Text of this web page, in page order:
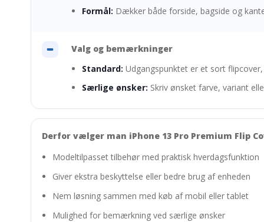
Formål: Dækker både forside, bagside og
Valg og bemærkninger
Standard: Udgangspunktet er et sort
Særlige ønsker: Skriv ønsket farve, variant
Derfor vælger man iPhone 13 Pro Premium Flip
Modeltilpasset tilbehør med praktisk hverdagsfunktion
Giver ekstra beskyttelse eller bedre brug af enheden
Nem løsning sammen med køb af mobil eller tablet
Mulighed for bemærkning ved særlige ønsker